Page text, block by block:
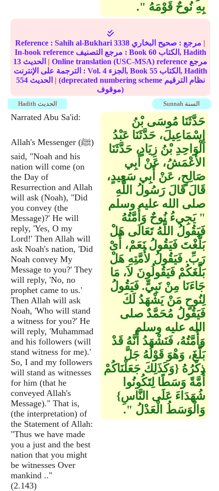
بِهِ نُوحٌ قَوْمَهُ ‏"‏‏.‏
Reference :Sahih al-Bukhari 3338 مرجع : صحيح البخاري
|
In-book reference مرجع التصنيف : Book 60
الكتاب, Hadith
13
| Online translation (USC-MSA) reference مرجع
الترجمة على الإنترنت : Vol. 4 الجزء, Book 55
الكتاب, Hadith
554
| (deprecated numbering scheme نظام الترقيم
موقوف)
Sunnah السنة Hadith الحديث
Narrated Abu Sa'id:
Allah's Messenger (ﷺ)
said, "Noah and his
nation will come (on
the Day of
Resurrection and Allah
will ask (Noah), "Did
you convey (the
Message)?' He will
reply, 'Yes, O my
Lord!' Then Allah will
ask Noah's nation, 'Did
Noah convey My
Message to you?' They
will reply, 'No, no
prophet came to us.'
Then Allah will ask
Noah, 'Who will stand
a witness for you?' He
will reply, 'Muhammad
and his followers (will
stand witness for me).'
So, I and my followers
will stand as witnesses
for him (that he
conveyed Allah's
Message)." That is,
(the interpretation) of
the Statement of Allah:
"Thus we have made
you a just and the best
nation that you might
be witnesses Over
mankind .."
(2.143)
حَدَّثَنَا مُوسَى بْنُ
إِسْمَاعِيلَ، حَدَّثَنَا عَبْدُ
الْوَاحِدِ بْنُ زِيَادٍ، حَدَّثَنَا
الأَعْمَشُ، عَنْ أَبِي
صَالِحٍ، عَنْ أَبِي سَعِيدٍ،
قَالَ قَالَ رَسُولُ اللَّهِ
صلى الله عليه وسلم
‏"‏ يَجِيءُ نُوحٌ وَأُمَّتُهُ
فَيَقُولُ اللَّهُ تَعَالَى هَلْ
بَلَّغْتَ فَيَقُولُ نَعَمْ، أَىْ
رَبِّ‏.‏ فَيَقُولُ لأُمَّتِهِ هَلْ
بَلَّغَكُمْ فَيَقُولُونَ لاَ، مَا
جَاءَنَا مِنْ نَبِيٍّ‏.‏ فَيَقُولُ
لِنُوحٍ مَنْ يَشْهَدُ لَكَ
فَيَقُولُ مُحَمَّدٌ صلى
الله عليه وسلم
وَأُمَّتُهُ، فَنَشْهَدُ أَنَّهُ قَدْ
بَلَّغَ، وَهْوَ قَوْلُهُ جَلَّ
ذِكْرُهُ ‏{‏وَكَذَلِكَ جَعَلْنَاكُمْ
أُمَّةً وَسَطًا لِتَكُونُوا
شُهَدَاءَ عَلَى النَّاسِ‏}‏
وَالْوَسَطُ الْعَدْلُ ‏"‏‏.‏